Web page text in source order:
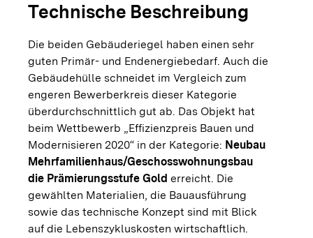
Technische Beschreibung
Die beiden Gebäuderiegel haben einen sehr
guten Primär- und Endenergiebedarf. Auch die
Gebäudehülle schneidet im Vergleich zum
engeren Bewerberkreis dieser Kategorie
überdurchschnittlich gut ab. Das Objekt hat
beim Wettbewerb „Effizienzpreis Bauen und
Modernisieren 2020“ in der Kategorie: Neubau
Mehrfamilienhaus/Geschosswohnungsbau
die Prämierungsstufe Gold erreicht. Die
gewählten Materialien, die Bauausführung
sowie das technische Konzept sind mit Blick
auf die Lebenszykluskosten wirtschaftlich.